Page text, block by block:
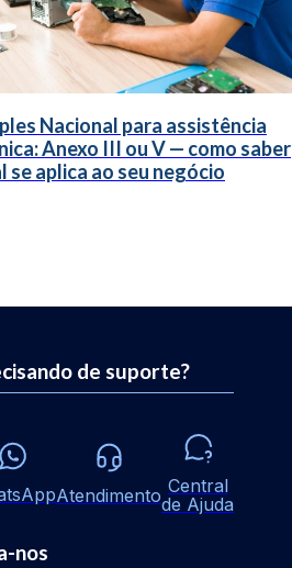
Nacional para assistência
Anexo III ou V — como saber
se aplica ao seu negócio
de suporte?
Atendimento Central
de Ajuda
nos